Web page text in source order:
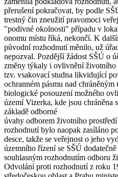
přerušení pokračovat, by podle
trestný čin zneužití pravomoci
"podivné okolnosti" případu v
onomu místu říká, nekončí. K
původní rozhodnutí měnilo, už
nepozval. Pozdější žádost SŠÚ o
změny týkaly i ovlivnění životního
tzv. vsakovací studna likvidující
ochranném pásmu nad chráněným
biologické posouzení možného
území Vizerka, kde jsou chráněna
základě odborné
úvahy odborem životního
rozhodnutí bylo naopak zasíláno
desce, takže se veřejnost o jeho
územního řízení se SŠÚ
souhlasným rozhodnutím odboru
Odvolání proti rozhodnutí z roku